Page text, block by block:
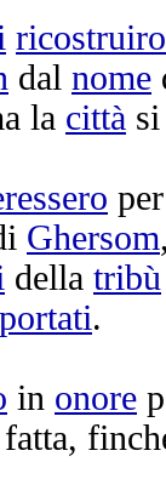
dal nome
la città
Ghersom
della tribù
.
in onore
fatta,